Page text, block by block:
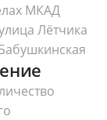
МКАД
Лётчика